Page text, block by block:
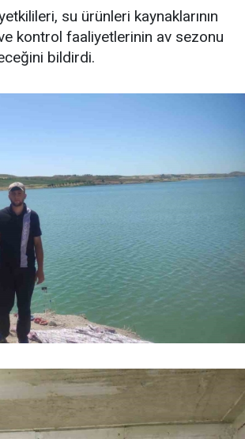
su ürünleri kaynaklarının
kontrol faaliyetlerinin av sezonu
bildirdi.